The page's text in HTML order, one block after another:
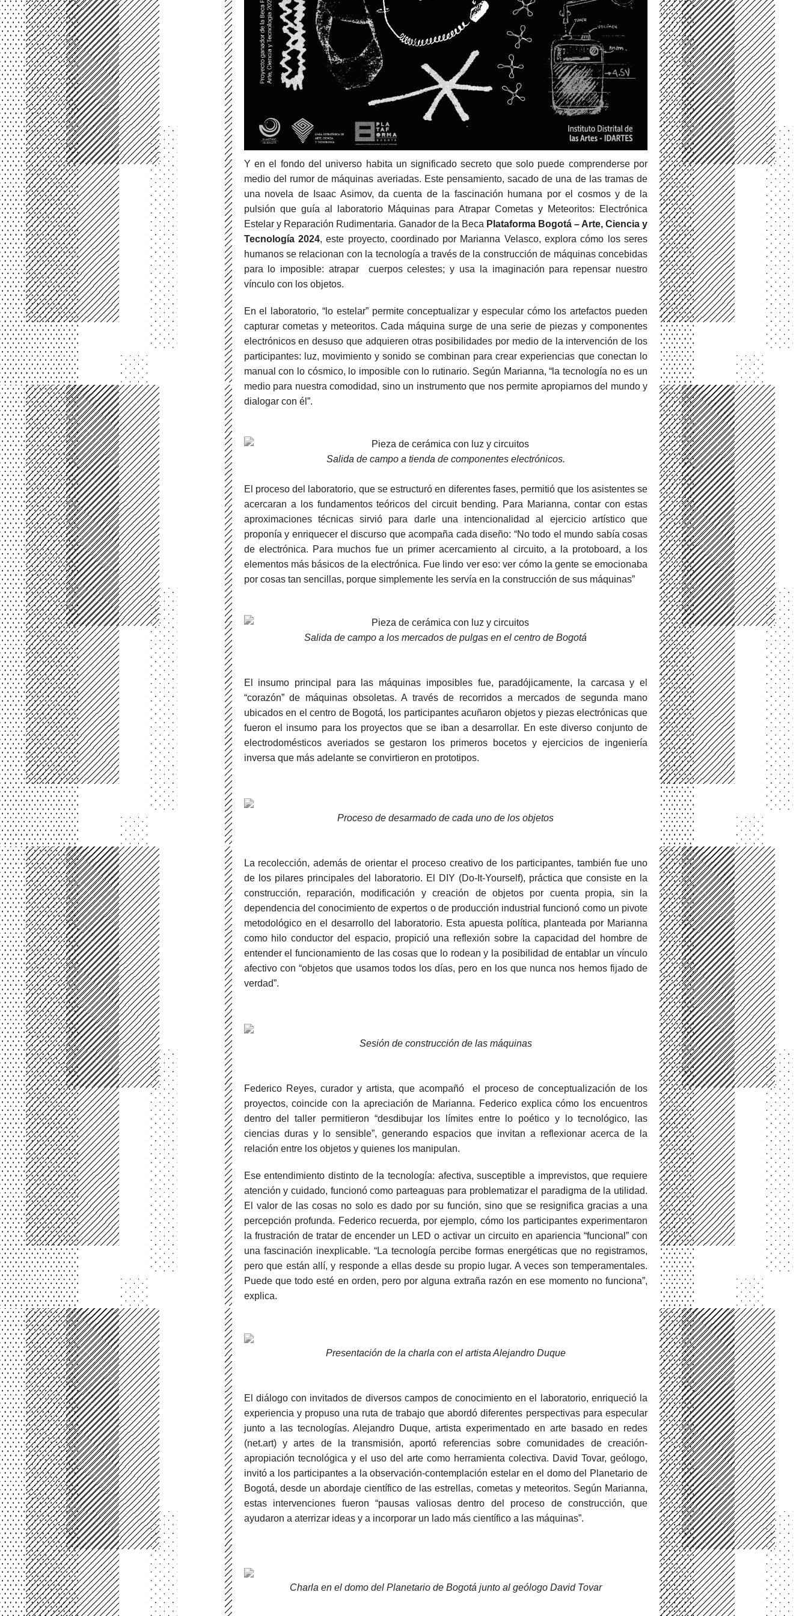
Y en el fondo del universo habita un significado secreto que solo puede comprenderse por
medio del rumor de máquinas averiadas. Este pensamiento, sacado de una de las tramas de
una novela de Isaac Asimov, da cuenta de la fascinación humana por el cosmos y de la
pulsión que guía al laboratorio Máquinas para Atrapar Cometas y Meteoritos: Electrónica
Estelar y Reparación Rudimentaria. Ganador de la Beca Plataforma Bogotá – Arte, Ciencia y
Tecnología 2024, este proyecto, coordinado por Marianna Velasco, explora cómo los seres
humanos se relacionan con la tecnología a través de la construcción de máquinas concebidas
para lo imposible: atrapar cuerpos celestes; y usa la imaginación para repensar nuestro
vínculo con los objetos.
En el laboratorio, “lo estelar” permite conceptualizar y especular cómo los artefactos pueden
capturar cometas y meteoritos. Cada máquina surge de una serie de piezas y componentes
electrónicos en desuso que adquieren otras posibilidades por medio de la intervención de los
participantes: luz, movimiento y sonido se combinan para crear experiencias que conectan lo
manual con lo cósmico, lo imposible con lo rutinario. Según Marianna, “la tecnología no es un
medio para nuestra comodidad, sino un instrumento que nos permite apropiarnos del mundo y
dialogar con él”.
Salida de campo a tienda de componentes electrónicos.
El proceso del laboratorio, que se estructuró en diferentes fases, permitió que los asistentes se
acercaran a los fundamentos teóricos del circuit bending. Para Marianna, contar con estas
aproximaciones técnicas sirvió para darle una intencionalidad al ejercicio artístico que
proponía y enriquecer el discurso que acompaña cada diseño: “No todo el mundo sabía cosas
de electrónica. Para muchos fue un primer acercamiento al circuito, a la protoboard, a los
elementos más básicos de la electrónica. Fue lindo ver eso: ver cómo la gente se emocionaba
por cosas tan sencillas, porque simplemente les servía en la construcción de sus máquinas”
Salida de campo a los mercados de pulgas en el centro de Bogotá
El insumo principal para las máquinas imposibles fue, paradójicamente, la carcasa y el
“corazón” de máquinas obsoletas. A través de recorridos a mercados de segunda mano
ubicados en el centro de Bogotá, los participantes acuñaron objetos y piezas electrónicas que
fueron el insumo para los proyectos que se iban a desarrollar. En este diverso conjunto de
electrodomésticos averiados se gestaron los primeros bocetos y ejercicios de ingeniería
inversa que más adelante se convirtieron en prototipos.
Proceso de desarmado de cada uno de los objetos
La recolección, además de orientar el proceso creativo de los participantes, también fue uno
de los pilares principales del laboratorio. El DIY (Do-It-Yourself), práctica que consiste en la
construcción, reparación, modificación y creación de objetos por cuenta propia, sin la
dependencia del conocimiento de expertos o de producción industrial funcionó como un pivote
metodológico en el desarrollo del laboratorio. Esta apuesta política, planteada por Marianna
como hilo conductor del espacio, propició una reflexión sobre la capacidad del hombre de
entender el funcionamiento de las cosas que lo rodean y la posibilidad de entablar un vínculo
afectivo con “objetos que usamos todos los días, pero en los que nunca nos hemos fijado de
verdad”.
Sesión de construcción de las máquinas
Federico Reyes, curador y artista, que acompañó el proceso de conceptualización de los
proyectos, coincide con la apreciación de Marianna. Federico explica cómo los encuentros
dentro del taller permitieron “desdibujar los límites entre lo poético y lo tecnológico, las
ciencias duras y lo sensible”, generando espacios que invitan a reflexionar acerca de la
relación entre los objetos y quienes los manipulan.
Ese entendimiento distinto de la tecnología: afectiva, susceptible a imprevistos, que requiere
atención y cuidado, funcionó como parteaguas para problematizar el paradigma de la utilidad.
El valor de las cosas no solo es dado por su función, sino que se resignifica gracias a una
percepción profunda. Federico recuerda, por ejemplo, cómo los participantes experimentaron
la frustración de tratar de encender un LED o activar un circuito en apariencia “funcional” con
una fascinación inexplicable. “La tecnología percibe formas energéticas que no registramos,
pero que están allí, y responde a ellas desde su propio lugar. A veces son temperamentales.
Puede que todo esté en orden, pero por alguna extraña razón en ese momento no funciona”,
explica.
Presentación de la charla con el artista Alejandro Duque
El diálogo con invitados de diversos campos de conocimiento en el laboratorio, enriqueció la
experiencia y propuso una ruta de trabajo que abordó diferentes perspectivas para especular
junto a las tecnologías. Alejandro Duque, artista experimentado en arte basado en redes
(net.art) y artes de la transmisión, aportó referencias sobre comunidades de creación-
apropiación tecnológica y el uso del arte como herramienta colectiva. David Tovar, geólogo,
invitó a los participantes a la observación-contemplación estelar en el domo del Planetario de
Bogotá, desde un abordaje científico de las estrellas, cometas y meteoritos. Según Marianna,
estas intervenciones fueron “pausas valiosas dentro del proceso de construcción, que
ayudaron a aterrizar ideas y a incorporar un lado más científico a las máquinas”.
Charla en el domo del Planetario de Bogotá junto al geólogo David Tovar